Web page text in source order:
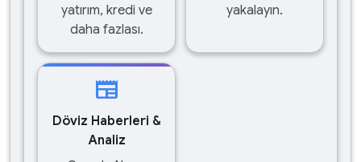
yatırım, kredi ve
daha fazlası.
yakalayın.
newspaper
Döviz Haberleri &
Analiz